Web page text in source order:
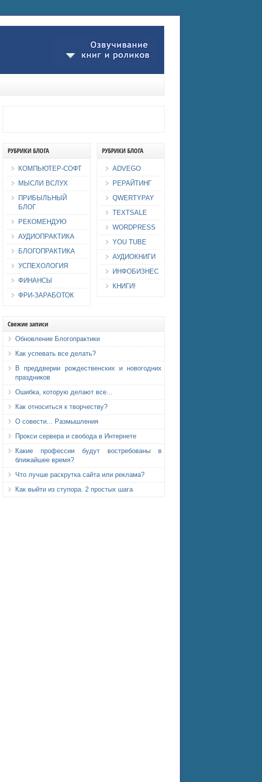
РУБРИКИ БЛОГА
КОМПЬЮТЕР-СОФТ
МЫСЛИ ВСЛУХ
ПРИБЫЛЬНЫЙ
БЛОГ
РЕКОМЕНДУЮ
АУДИОПРАКТИКА
БЛОГОПРАКТИКА
УСПЕХОЛОГИЯ
ФИНАНСЫ
ФРИ-ЗАРАБОТОК
РУБРИКИ БЛОГА
ADVEGO
РЕРАЙТИНГ
QWERTYPAY
TEXTSALE
WORDPRESS
YOU TUBE
АУДИОКНИГИ
ИНФОБИЗНЕС
КНИГИ!
Свежие записи
Обновление Блогопрактики
Как успевать все делать?
В преддверии рождественских и новогодних
праздников
Ошибка, которую делают все...
Как относиться к творчеству?
О совести... Размышления
Прокси сервера и свобода в Интернете
Какие профессии будут востребованы в
ближайшее время?
Что лучше раскрутка сайта или реклама?
Как выйти из ступора. 2 простых шага